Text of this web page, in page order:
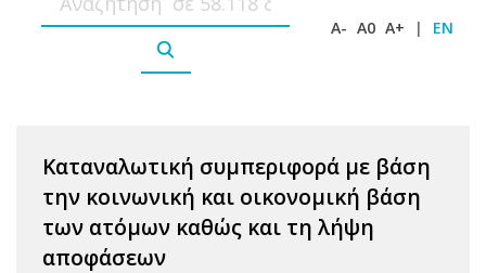
A- A0 A+ | EN
Καταναλωτική συμπεριφορά με βάση
την κοινωνική και οικονομική βάση
των ατόμων καθώς και τη λήψη
αποφάσεων